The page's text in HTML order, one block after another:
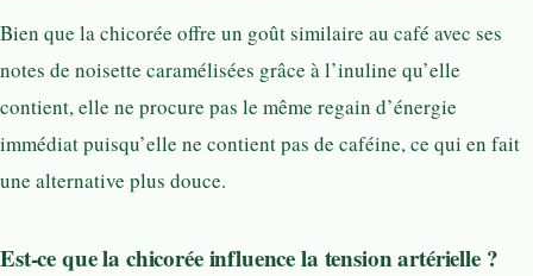
Bien que la chicorée offre un goût similaire au café avec ses
notes de noisette caramélisées grâce à l’inuline qu’elle
contient, elle ne procure pas le même regain d’énergie
immédiat puisqu’elle ne contient pas de caféine, ce qui en fait
une alternative plus douce.
Est-ce que la chicorée influence la tension artérielle ?